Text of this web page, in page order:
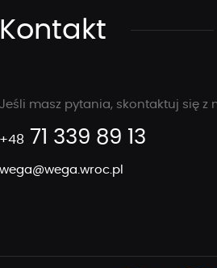
Kontakt
Jeśli masz pytania, skontaktuj się z
+48 71 339 89 13
wega@wega.wroc.pl